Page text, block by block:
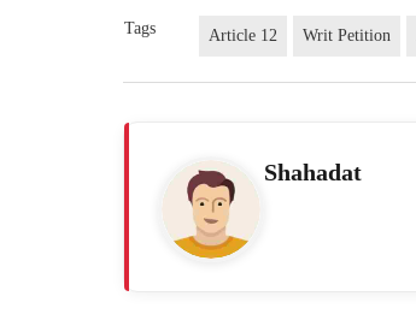
Tags Article 12 Writ Petition
Shahadat